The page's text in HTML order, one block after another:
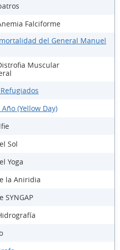
Falciforme
del General Manuel
Muscular
(Yellow Day)
Sol
Yoga
la Aniridia
SYNGAP